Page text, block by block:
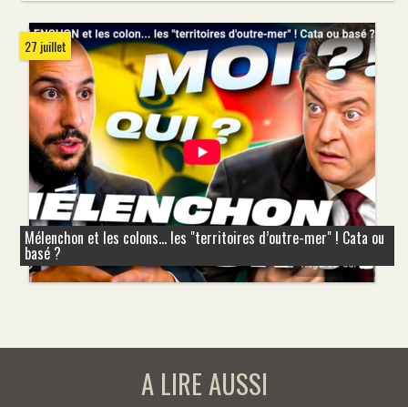
27 juillet
Mélenchon et les colons... les "territoires d’outre-mer" ! Cata ou
basé ?
A LIRE AUSSI